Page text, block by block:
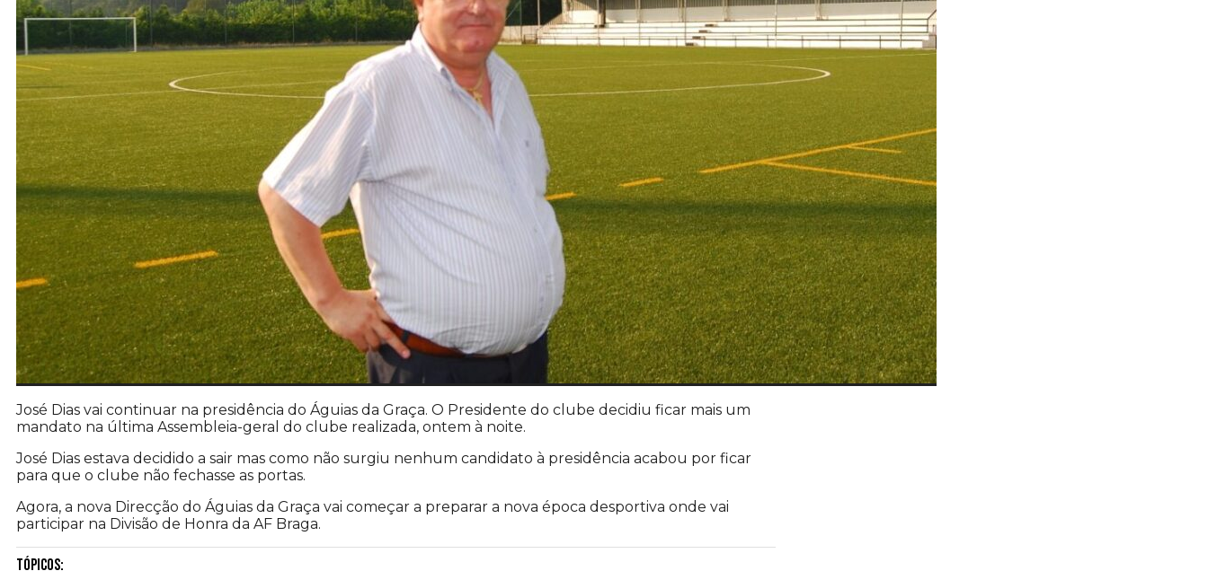
José Dias vai continuar na presidência do Águias da Graça. O Presidente do clube decidiu ficar mais um
mandato na última Assembleia-geral do clube realizada, ontem à noite.
José Dias estava decidido a sair mas como não surgiu nenhum candidato à presidência acabou por ficar
para que o clube não fechasse as portas.
Agora, a nova Direcção do Águias da Graça vai começar a preparar a nova época desportiva onde vai
participar na Divisão de Honra da AF Braga.
Tópicos: